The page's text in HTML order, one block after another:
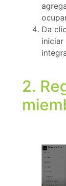
Da
2.